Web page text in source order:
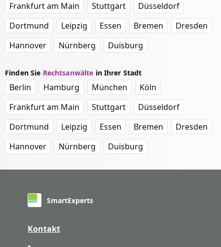
Frankfurt am Main
Stuttgart
Düsseldorf
Dortmund
Leipzig Essen Bremen
Dresden
Hannover
Nürnberg Duisburg
Finden Sie Rechtsanwälte in Ihrer Stadt
Berlin Hamburg München
Köln
Frankfurt am Main
Stuttgart
Düsseldorf
Dortmund
Leipzig Essen Bremen
Dresden
Hannover
Nürnberg Duisburg
SmartExperts
Kontakt